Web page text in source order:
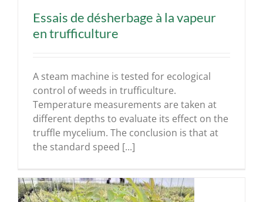
Essais de désherbage à la vapeur
en trufficulture
A steam machine is tested for ecological
control of weeds in trufficulture.
Temperature measurements are taken at
different depths to evaluate its effect on the
truffle mycelium. The conclusion is that at
the standard speed [...]